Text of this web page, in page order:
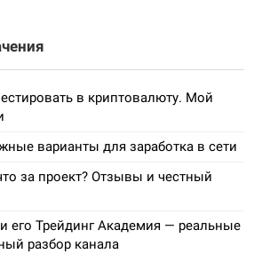
в криптовалюту. Мой
варианты для заработка в сети
за проект? Отзывы и честный
его Трейдинг Академия — реальные
разбор канала